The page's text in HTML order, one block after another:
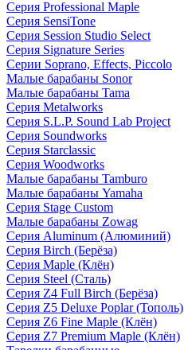
Серия Professional Maple
Серия SensiTone
Серия Session Studio Select
Серия Signature Series
Серии Soprano, Effects, Piccolo
Малые барабаны Sonor
Малые барабаны Tama
Серия Metalworks
Серия S.L.P. Sound Lab Project
Серия Soundworks
Серия Starclassic
Серия Woodworks
Малые барабаны Tamburo
Малые барабаны Yamaha
Серия Stage Custom
Малые барабаны Zowag
Серия Aluminum (Алюминий)
Серия Birch (Берёза)
Серия Maple (Клён)
Серия Steel (Сталь)
Серия Z4 Full Birch (Берёза)
Серия Z5 Deluxe Poplar (Тополь)
Серия Z6 Fine Maple (Клён)
Серия Z7 Premium Maple (Клён)